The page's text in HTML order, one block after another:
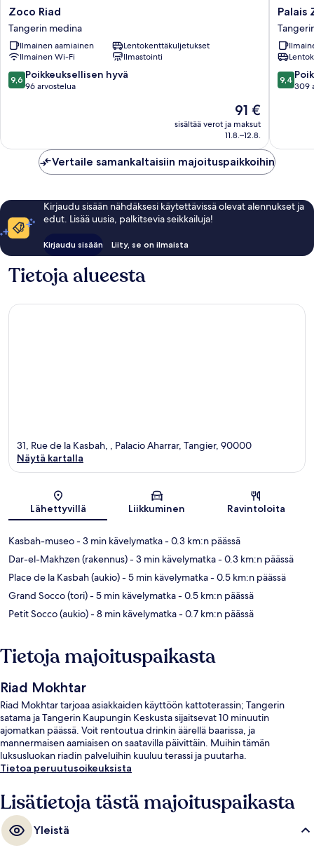
Zoco
Riad
Tangerin
medina
Zoco Riad
Tangerin medina
Ilmainen aamiainen
Lentokenttäkuljetukset
Ilmainen Wi-Fi
Ilmastointi
9.6
kautta
arvostelua
9,6 Poikkeuksellisen hyvä
96 arvostelua
Hinta
91 €
91 €
sisältää verot ja maksut
11.8.–12.8.
Palais
Zahia
medina
Palais
9.4
kautta
9,4
309
Vertaile samankaltaisiin majoituspaikkoihin
Kirjaudu sisään nähdäksesi käytettävissä olevat alennukset ja
edut. Lisää uusia, palkitsevia seikkailuja!
Kirjaudu sisään Liity, se on ilmaista
Tietoja alueesta
Kartta
31, Rue de la Kasbah, , Palacio Aharrar, Tangier, 90000
Näytä kartalla
Lähettyvillä Liikkuminen Ravintoloita
Kasbah-museo- 3 min kävelymatka- 0.3 km:n päässä
Dar-el-Makhzen (rakennus)- 3 min kävelymatka- 0.3 km:n päässä
Place de la Kasbah (aukio)- 5 min kävelymatka- 0.5 km:n päässä
Grand Socco (tori)- 5 min kävelymatka- 0.5 km:n päässä
Petit Socco (aukio)- 8 min kävelymatka- 0.7 km:n päässä
Tietoja majoituspaikasta
Riad Mokhtar
Riad Mokhtar tarjoaa asiakkaiden käyttöön kattoterassin; Tangerin
satama ja Tangerin Kaupungin Keskusta sijaitsevat 10 minuutin
ajomatkan päässä. Voit rentoutua drinkin äärellä baarissa, ja
mannermaisen aamiaisen on saatavilla päivittäin. Muihin tämän
luksusluokan riadin palveluihin kuuluu terassi ja puutarha.
Tietoa peruutusoikeuksista
Lisätietoja tästä majoituspaikasta
Yleistä